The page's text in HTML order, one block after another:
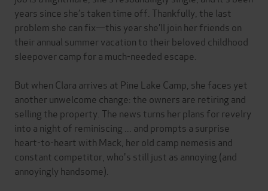
years since she’s taken time off. Thankfully, the last
problem she can fix—this year she’ll join her friends on
their annual summer vacation to their beloved childhood
sleepover camp for a much-needed escape.
But when Clara arrives at Pine Lake Camp, she faces yet
another unwelcome change: the owners are retiring and
selling the property. The news turns her plans for revelry
into a night of reminiscing ... and prompts a surprise
heart-to-heart with Mack, her old camp nemesis and
constant competitor, who's still just as annoying (and
annoyingly handsome).